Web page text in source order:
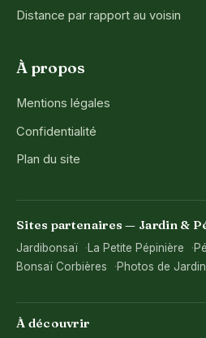
Distance par rapport au voisin
À propos
Mentions légales
Confidentialité
Plan du site
Sites partenaires — Jardin &
Jardibonsaï La Petite Pépinière
Bonsaï Corbières
Photos de
À découvrir